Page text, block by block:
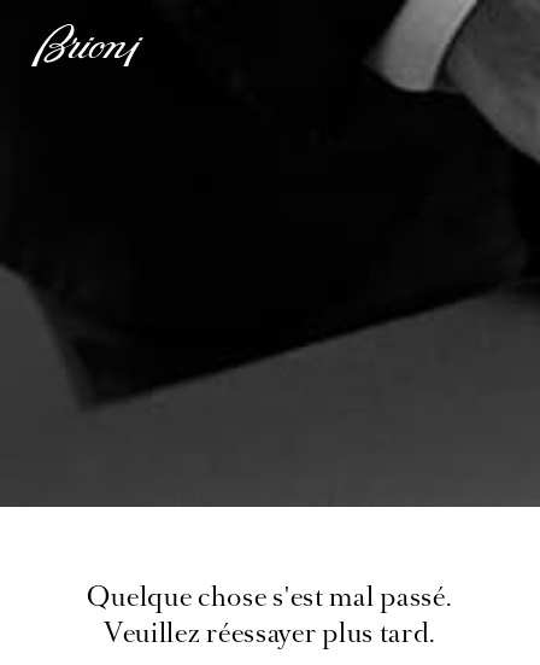
Quelque chose s'est mal passé.
Veuillez réessayer plus tard.